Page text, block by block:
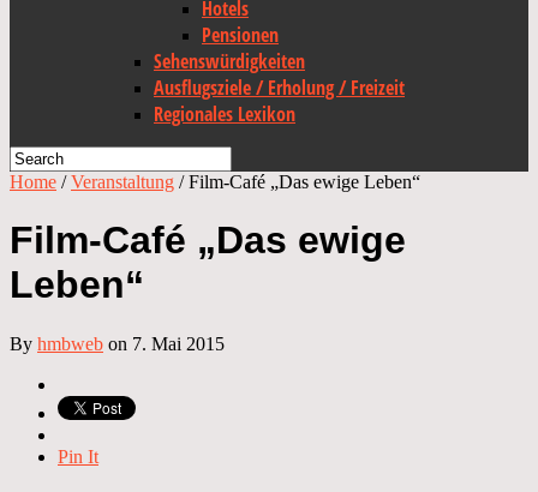
Hotels
Pensionen
Sehenswürdigkeiten
Ausflugsziele / Erholung / Freizeit
Regionales Lexikon
Home /Veranstaltung /Film-Café „Das ewige Leben“
Film-Café „Das ewige
Leben“
By hmbweb on 7. Mai 2015
Pin It